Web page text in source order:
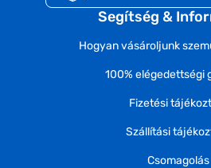
Segítség &
Hogyan vásároljunk
100% elégedettségi
Fizetési
Szállítási
Csomagolás